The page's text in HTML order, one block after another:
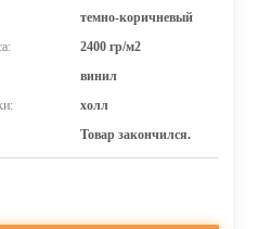
темно-коричневый
2400 гр/м2
винил
холл
Товар закончился.